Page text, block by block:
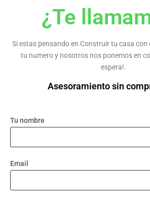
¿Te
Si estas pensando en Construir tu casa
tu numero y nosotros nos ponemos en
espera!.
Asesoramiento sin
Tu nombre
Email